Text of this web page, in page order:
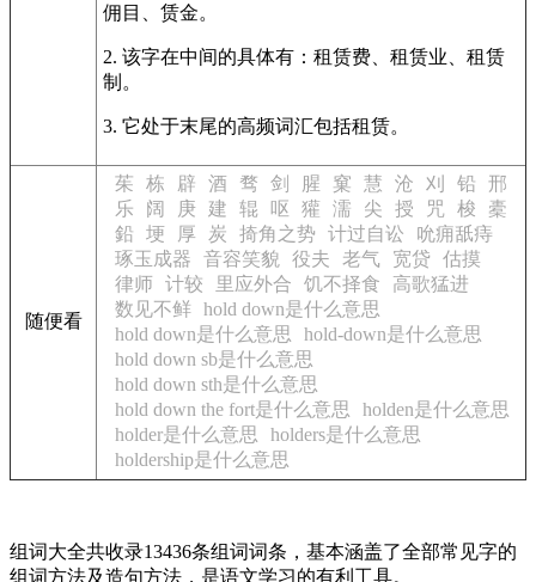
佣目、赁金。
2. 该字在中间的具体有：租赁费、租赁业、租赁
制。
3. 它处于末尾的高频词汇包括租赁。
随便看
茱 栋 辟 酒 骛 剑 腥 窠 慧 沧 刈 铅
邢
乐
阔 庚 建 辊 呕 獾 濡 尖 授 咒 梭
橐
鉛
埂 厚 炭 掎角之势 计过自讼
吮痈舐痔
琢玉成器
音容笑貌 役夫 老气 宽贷 估摸
律师 计较 里应外合 饥不择食
高歌猛进
数见不鲜 hold down是什么意思
hold down是什么意思
hold-down是什么意思
hold down sb是什么意思
hold down sth是什么意思
hold down the fort是什么意思
holden是什么意思
holder是什么意思
holders是什么意思
holdership是什么意思
组词大全共收录13436条组词词条，基本涵盖了全部常见字的
组词方法及造句方法，是语文学习的有利工具。